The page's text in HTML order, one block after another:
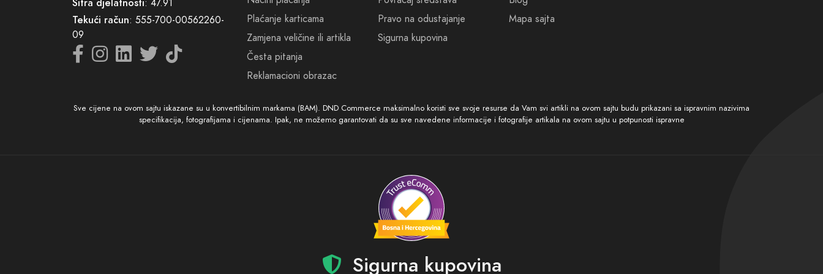
dragi i neophodni prijatelju.
: 47.91
Tekući račun: 555-700-00562260-
09
Plaćanje karticama
Zamjena veličine ili artikla
Česta pitanja
Reklamacioni obrazac
Pravo na odustajanje
Sigurna kupovina
Mapa sajta
Sve cijene na ovom sajtu iskazane su u konvertibilnim markama (BAM). DND Commerce maksimalno koristi sve svoje resurse da Vam svi artikli na ovom sajtu budu prikazani sa ispravnim nazivima
specifikacija, fotografijama i cijenama. Ipak, ne možemo garantovati da su sve navedene informacije i fotografije artikala na ovom sajtu u potpunosti ispravne
Sigurna kupovina